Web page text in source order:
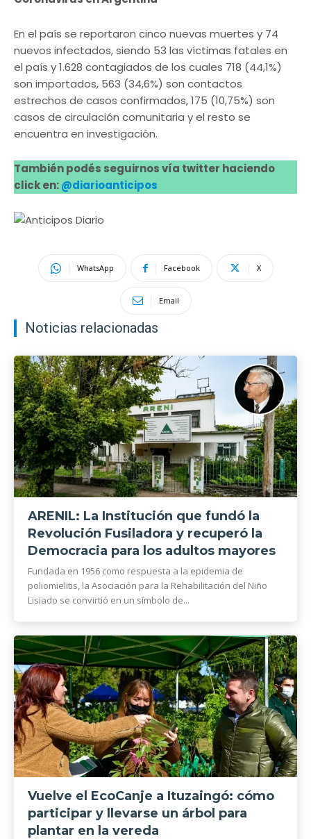
En el país se reportaron cinco nuevas muertes y 74
nuevos infectados, siendo 53 las víctimas fatales en
el país y 1.628 contagiados de los cuales 718 (44,1%)
son importados, 563 (34,6%) son contactos
estrechos de casos confirmados, 175 (10,75%) son
casos de circulación comunitaria y el resto se
encuentra en investigación.
También podés seguirnos vía twitter haciendo
click en:@diarioanticipos
WhatsApp Facebook X
Email
Noticias relacionadas
ARENIL: La Institución que fundó la
Revolución Fusiladora y recuperó la
Democracia para los adultos mayores
Fundada en 1956 como respuesta a la epidemia de
poliomielitis, la Asociación para la Rehabilitación del Niño
Lisiado se convirtió en un símbolo de...
Vuelve el EcoCanje a Ituzaingó: cómo
participar y llevarse un árbol para
plantar en la vereda